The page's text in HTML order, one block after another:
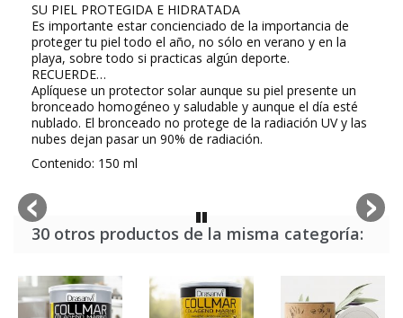
SU PIEL PROTEGIDA E HIDRATADA
Es importante estar concienciado de la importancia de
proteger tu piel todo el año, no sólo en verano y en la
playa, sobre todo si practicas algún deporte.
RECUERDE…
Aplíquese un protector solar aunque su piel presente un
bronceado homogéneo y saludable y aunque el día esté
nublado. El bronceado no protege de la radiación UV y las
nubes dejan pasar un 90% de radiación.
Contenido: 150 ml
30 otros productos de la misma categoría: